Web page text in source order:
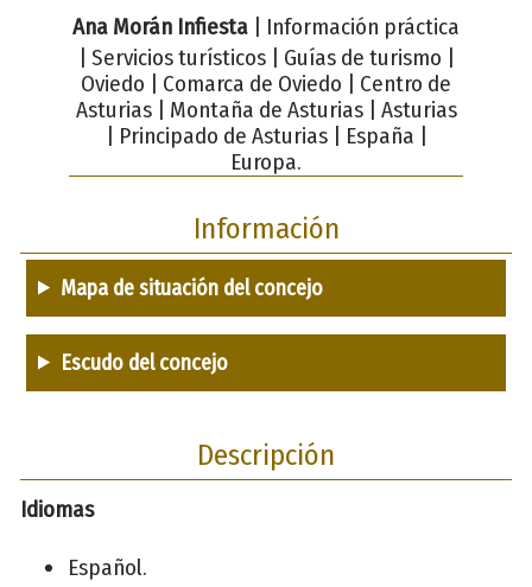
Ana Morán Infiesta | Información práctica
| Servicios turísticos | Guías de turismo |
Oviedo | Comarca de Oviedo | Centro de
Asturias | Montaña de Asturias | Asturias
| Principado de Asturias | España |
Europa.
Información
Mapa de situación del concejo
Escudo del concejo
Descripción
Idiomas
Español.